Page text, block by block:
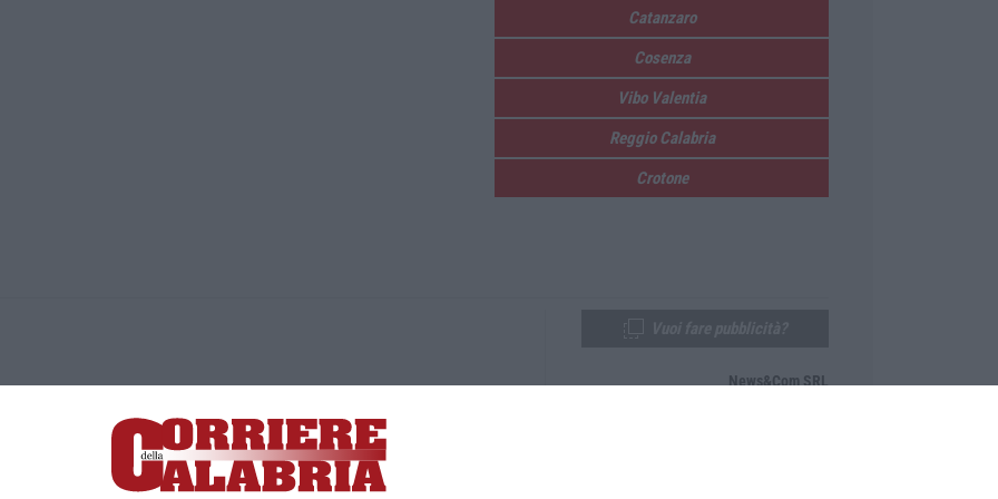
Catanzaro
Cosenza
Vibo Valentia
Reggio Calabria
Crotone
Lamezia Terme (CZ)
responsabile Paola Militano |Privacy
News&Com SRL